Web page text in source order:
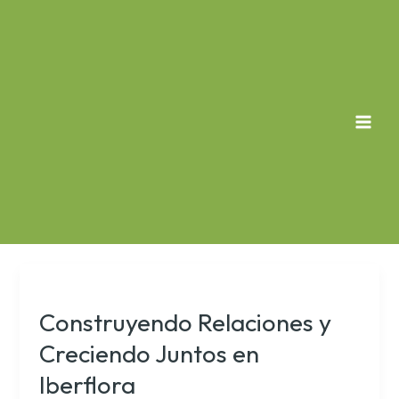
MAIN
Construyendo Relaciones y
Creciendo Juntos en
Iberflora